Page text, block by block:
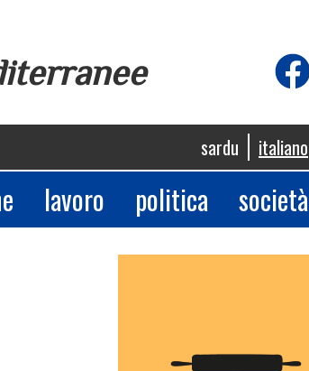
sardu italiano
lavoro politica società